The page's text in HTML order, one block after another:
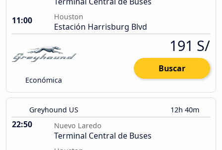
11:00
Houston
Estación Harrisburg Blvd
Económica
191 S/
Buscar
Greyhound US 12h 40m
22:50 Nuevo Laredo
Terminal Central de Buses